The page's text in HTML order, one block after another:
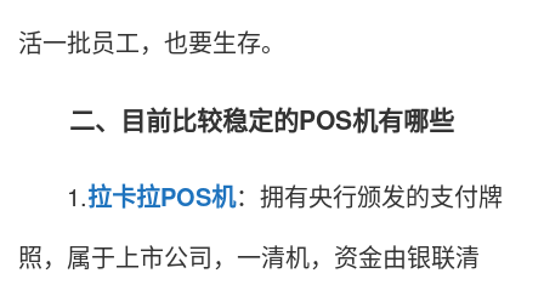
活一批员工，也要生存。
二、目前比较稳定的POS机有哪些
1.拉卡拉POS机：拥有央行颁发的支付牌
照，属于上市公司，一清机，资金由银联清